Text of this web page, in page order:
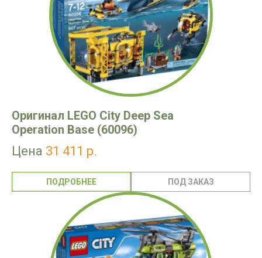
Оригинал LEGO City Deep Sea
Operation Base (60096)
Цена 31 411 р.
ПОДРОБНЕЕ